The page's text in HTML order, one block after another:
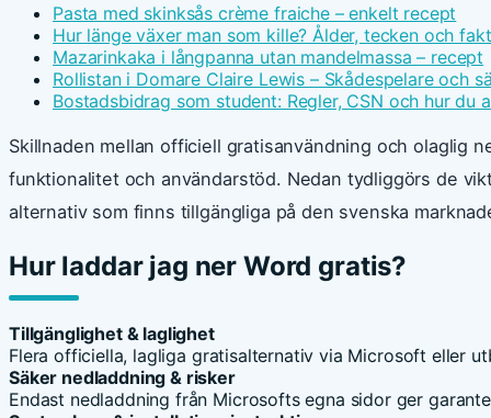
Pasta med skinksås crème fraiche – enkelt recept
Hur länge växer man som kille? Ålder, tecken och
Mazarinkaka i långpanna utan mandelmassa – recept
Rollistan i Domare Claire Lewis – Skådespelare och
Bostadsbidrag som student: Regler, CSN och hur du
Skillnaden mellan officiell gratisanvändning och olaglig
funktionalitet och användarstöd. Nedan tydliggörs de
alternativ som finns tillgängliga på den svenska
Hur laddar jag ner Word gratis?
Tillgänglighet & laglighet
Flera officiella, lagliga gratisalternativ via Microsoft eller
Säker nedladdning & risker
Endast nedladdning från Microsofts egna sidor ger